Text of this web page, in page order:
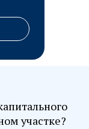
участке?